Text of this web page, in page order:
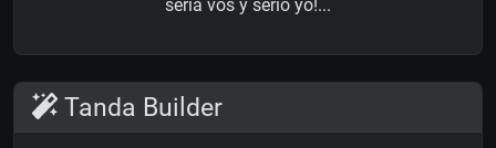
seria vos y serio yo!...
Tanda Builder